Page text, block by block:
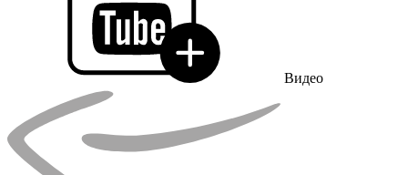
Видео